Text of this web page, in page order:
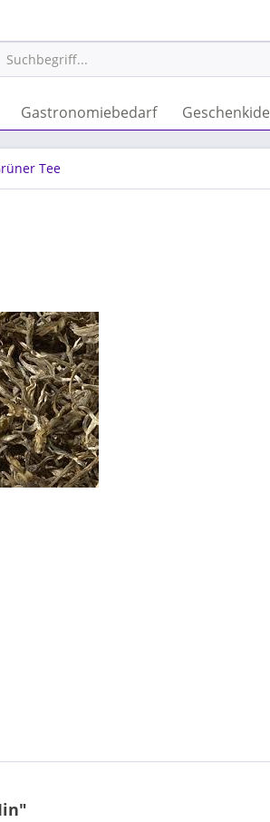
Gastronomiebedarf
Tee